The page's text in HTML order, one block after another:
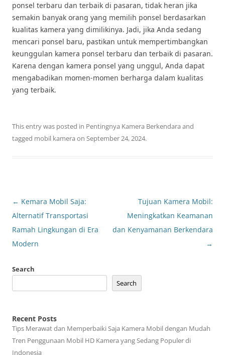
ponsel terbaru dan terbaik di pasaran, tidak heran jika
semakin banyak orang yang memilih ponsel berdasarkan
kualitas kamera yang dimilikinya. Jadi, jika Anda sedang
mencari ponsel baru, pastikan untuk mempertimbangkan
keunggulan kamera ponsel terbaru dan terbaik di pasaran.
Karena dengan kamera ponsel yang unggul, Anda dapat
mengabadikan momen-momen berharga dalam kualitas
yang terbaik.
This entry was posted in Pentingnya Kamera Berkendara and
tagged mobil kamera on September 24, 2024.
Post
navigation
← Kemara Mobil Saja:
Alternatif Transportasi
Ramah Lingkungan di Era
Modern
Tujuan Kamera Mobil:
Meningkatkan Keamanan
dan Kenyamanan Berkendara
→
Search
Search
Recent Posts
Tips Merawat dan Memperbaiki Saja Kamera Mobil dengan Mudah
Tren Penggunaan Mobil HD Kamera yang Sedang Populer di
Indonesia